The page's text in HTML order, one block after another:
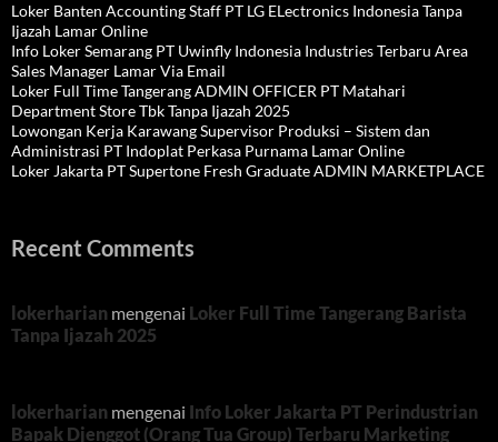
Loker Banten Accounting Staff PT LG ELectronics Indonesia Tanpa
Ijazah Lamar Online
Info Loker Semarang PT Uwinfly Indonesia Industries Terbaru Area
Sales Manager Lamar Via Email
Loker Full Time Tangerang ADMIN OFFICER PT Matahari
Department Store Tbk Tanpa Ijazah 2025
Lowongan Kerja Karawang Supervisor Produksi – Sistem dan
Administrasi PT Indoplat Perkasa Purnama Lamar Online
Loker Jakarta PT Supertone Fresh Graduate ADMIN MARKETPLACE
Recent Comments
lokerharian mengenai Loker Full Time Tangerang Barista
Tanpa Ijazah 2025
lokerharian mengenai Info Loker Jakarta PT Perindustrian
Bapak Djenggot (Orang Tua Group) Terbaru Marketing